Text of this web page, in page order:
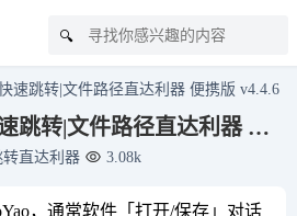
🔍
速跳转|文件路径直达利器 便携版 v4.4.6
跳转|文件路径直达利器 便
直达利器 3.08k
，通常软件「打开/保存」对话